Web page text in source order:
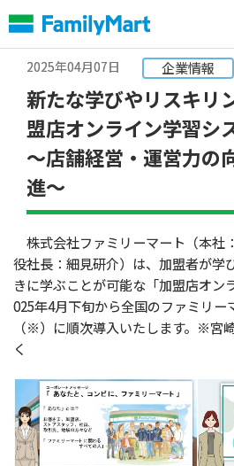
文
へ
2025年04月07日
企業情報
新たな学びやリスキリ
盟店オンライン学習シ
～店舗経営・運営力の
進～
株式会社ファミリーマート（本社
役社長：細見研介）は、加盟者が学
きに学ぶことが可能な「加盟店オン
025年4月下旬から全国のファミリー
（※）に順次導入いたします。※宮
く